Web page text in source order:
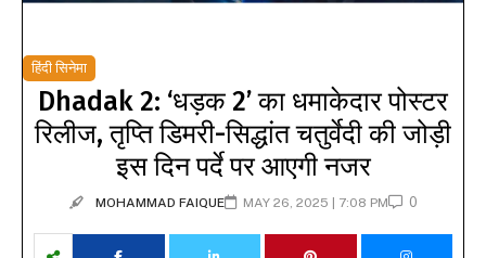
हिंदी सिनेमा
Dhadak 2: ‘धड़क 2’ का धमाकेदार पोस्टर
रिलीज, तृप्ति डिमरी-सिद्धांत चतुर्वेदी की जोड़ी
इस दिन पर्दे पर आएगी नजर
MOHAMMAD FAIQUE MAY 26, 2025 | 7:08 PM 0